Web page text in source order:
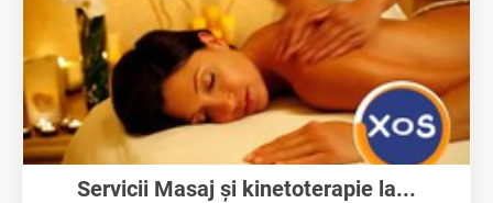
Servicii Masaj și kinetoterapie la...